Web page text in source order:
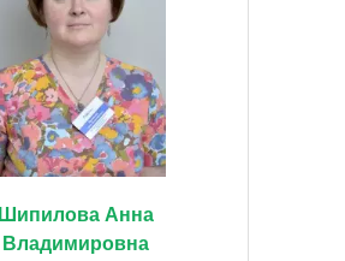
Шипилова Анна
Владимировна